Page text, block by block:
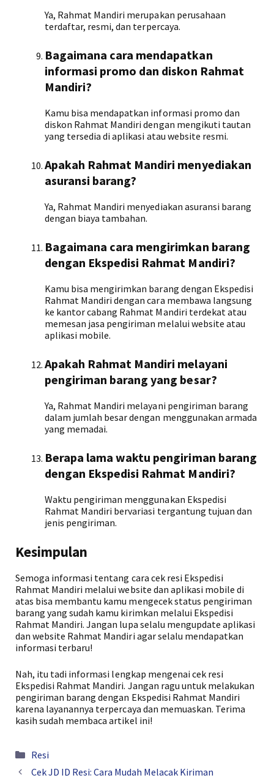
Ya, Rahmat Mandiri merupakan perusahaan
terdaftar, resmi, dan terpercaya.
Bagaimana cara mendapatkan
informasi promo dan diskon Rahmat
Mandiri?
Kamu bisa mendapatkan informasi promo dan
diskon Rahmat Mandiri dengan mengikuti tautan
yang tersedia di aplikasi atau website resmi.
Apakah Rahmat Mandiri menyediakan
asuransi barang?
Ya, Rahmat Mandiri menyediakan asuransi barang
dengan biaya tambahan.
Bagaimana cara mengirimkan barang
dengan Ekspedisi Rahmat Mandiri?
Kamu bisa mengirimkan barang dengan Ekspedisi
Rahmat Mandiri dengan cara membawa langsung
ke kantor cabang Rahmat Mandiri terdekat atau
memesan jasa pengiriman melalui website atau
aplikasi mobile.
Apakah Rahmat Mandiri melayani
pengiriman barang yang besar?
Ya, Rahmat Mandiri melayani pengiriman barang
dalam jumlah besar dengan menggunakan armada
yang memadai.
Berapa lama waktu pengiriman barang
dengan Ekspedisi Rahmat Mandiri?
Waktu pengiriman menggunakan Ekspedisi
Rahmat Mandiri bervariasi tergantung tujuan dan
jenis pengiriman.
Kesimpulan
Semoga informasi tentang cara cek resi Ekspedisi
Rahmat Mandiri melalui website dan aplikasi mobile di
atas bisa membantu kamu mengecek status pengiriman
barang yang sudah kamu kirimkan melalui Ekspedisi
Rahmat Mandiri. Jangan lupa selalu mengupdate aplikasi
dan website Rahmat Mandiri agar selalu mendapatkan
informasi terbaru!
Nah, itu tadi informasi lengkap mengenai cek resi
Ekspedisi Rahmat Mandiri. Jangan ragu untuk melakukan
pengiriman barang dengan Ekspedisi Rahmat Mandiri
karena layanannya terpercaya dan memuaskan. Terima
kasih sudah membaca artikel ini!
Kategori
Resi
Cek JD ID Resi: Cara Mudah Melacak Kiriman